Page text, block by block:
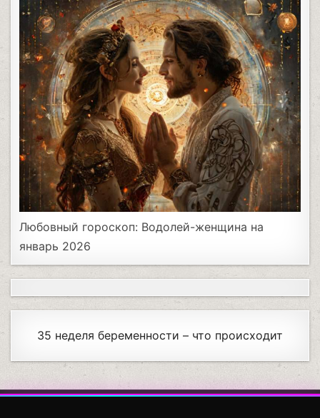
Любовный гороскоп: Водолей-женщина на
январь 2026
35 неделя беременности – что происходит